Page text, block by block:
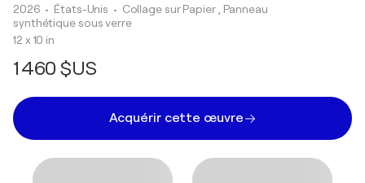
2026 • États-Unis • Collage sur Papier , Panneau
synthétique sous verre
12 x 10 in
1 460 $US
Acquérir cette œuvre